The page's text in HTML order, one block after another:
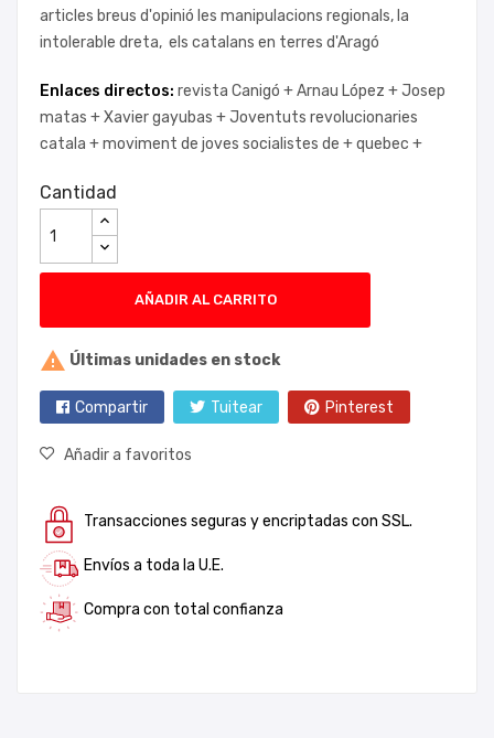
articles breus d'opinió les manipulacions regionals, la
intolerable dreta, els catalans en terres d'Aragó
Enlaces directos: revista Canigó +Arnau López +Josep
matas +Xavier gayubas +Joventuts revolucionaries
catala +moviment de joves socialistes de +quebec +
Cantidad
AÑADIR AL CARRITO
 Últimas unidades en stock
Compartir Tuitear Pinterest
Añadir a favoritos
Transacciones seguras y encriptadas con SSL.
Envíos a toda la U.E.
Compra con total confianza